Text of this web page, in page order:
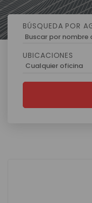
BÚSQUEDA POR
Buscar por nombre
UBICACIONES
Cualquier oficina